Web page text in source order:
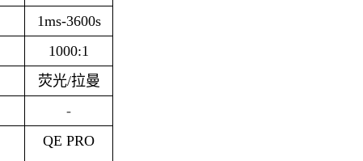
1ms-3600s
1000:1
荧光/拉曼
-
QE PRO